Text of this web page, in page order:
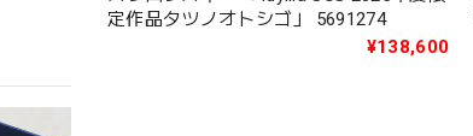
定作品タツノオトシゴ」 5691274
¥138,600